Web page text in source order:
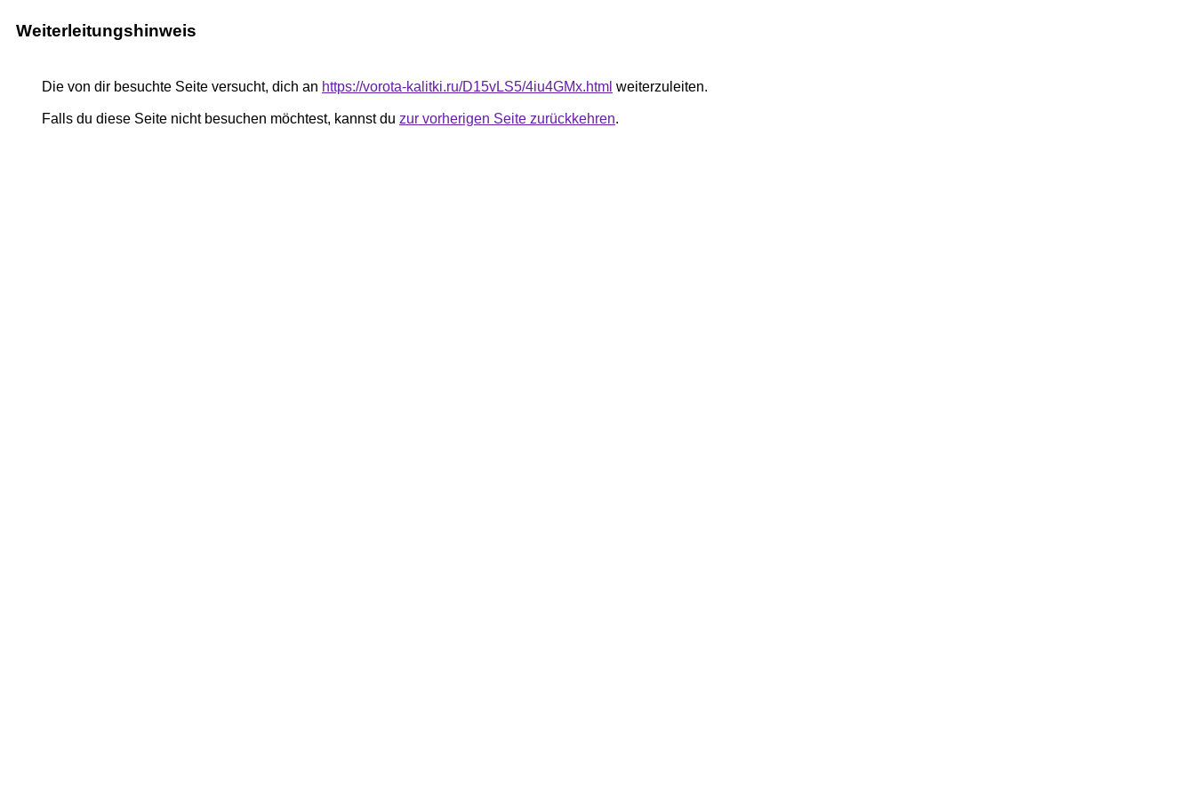
Weiterleitungshinweis
Die von dir besuchte Seite versucht, dich an https://vorota-kalitki.ru/D15vLS5/4iu4GMx.html weiterzuleiten.
Falls du diese Seite nicht besuchen möchtest, kannst du zur vorherigen Seite zurückkehren.